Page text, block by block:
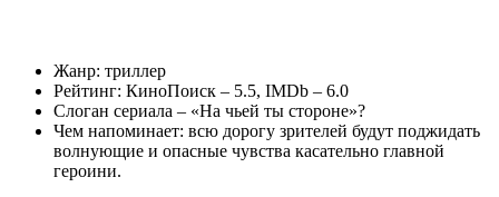
Жанр: триллер
Рейтинг: КиноПоиск – 5.5, IMDb – 6.0
Слоган сериала – «На чьей ты стороне»?
Чем напоминает: всю дорогу зрителей будут поджидать
волнующие и опасные чувства касательно главной
героини.